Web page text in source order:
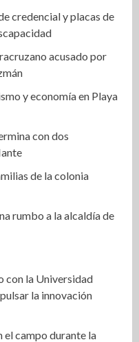
credencial y placas de
acusado por
y economía en Playa
con dos
de la colonia
rumbo a la alcaldía de
con la Universidad
la innovación
el campo durante la